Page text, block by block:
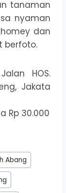
tanaman
nyaman
dan
berfoto.
HOS.
Jakata
Rp 30.000
Abang